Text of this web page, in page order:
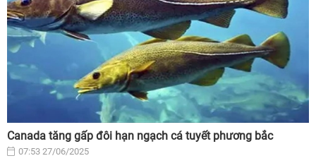
Canada tăng gấp đôi hạn ngạch cá tuyết phương bắc
07:53 27/06/2025